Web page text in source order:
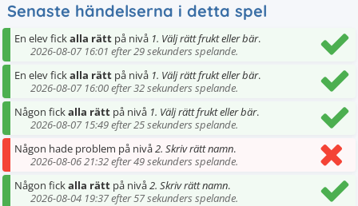
Senaste händelserna i detta spel
En elev fickalla rätt på nivå 1. Välj rätt frukt eller bär.
2026-08-07 16:01 efter 29 sekunders spelande.
En elev fickalla rätt på nivå 1. Välj rätt frukt eller bär.
2026-08-07 16:00 efter 32 sekunders spelande.
Någon fickalla rätt på nivå 1. Välj rätt frukt eller bär.
2026-08-07 15:49 efter 25 sekunders spelande.
Någon hade problem på nivå2. Skriv rätt namn.
2026-08-06 21:32 efter 49 sekunders spelande.
Någon fickalla rätt på nivå2. Skriv rätt namn.
2026-08-04 19:37 efter 57 sekunders spelande.